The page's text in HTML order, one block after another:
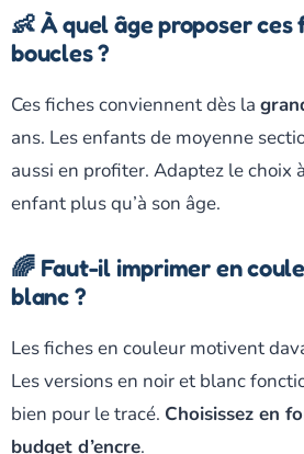
👶 À quel âge proposer ces
boucles ?
Ces fiches conviennent dès la
ans. Les enfants de moyenne
aussi en profiter. Adaptez le choix
enfant plus qu’à son âge.
🌈 Faut-il imprimer en
blanc ?
Les fiches en couleur motivent
Les versions en noir et blanc
bien pour le tracé. Choisissez en
budget d’encre.